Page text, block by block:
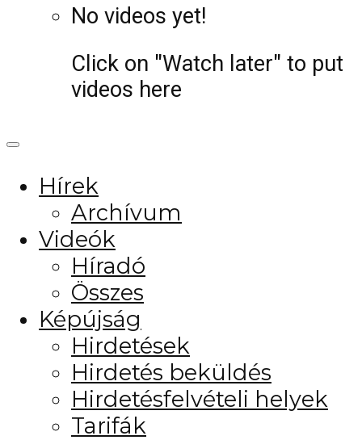
No videos yet!
Click on "Watch later" to put
videos here
Hírek
Archívum
Videók
Híradó
Összes
Képújság
Hirdetések
Hirdetés beküldés
Hirdetésfelvételi helyek
Tarifák